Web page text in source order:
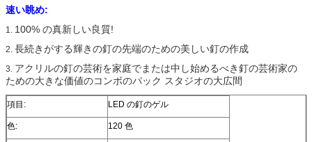
速い眺め:
1. 100% の真新しい良質!
2. 長続きがする輝きの釘の先端のための美しい釘の作成
3. アクリルの釘の芸術を家庭でまたは中し始めるべき釘の芸術家の
ための大きな価値のコンボのパック スタジオの大広間
項目: LED の釘のゲル
色: 120 色